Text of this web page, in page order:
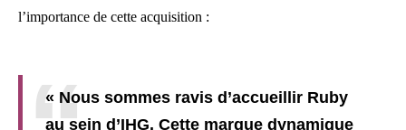
l’importance de cette acquisition :
« Nous sommes ravis d’accueillir Ruby
au sein d’IHG. Cette marque dynamique